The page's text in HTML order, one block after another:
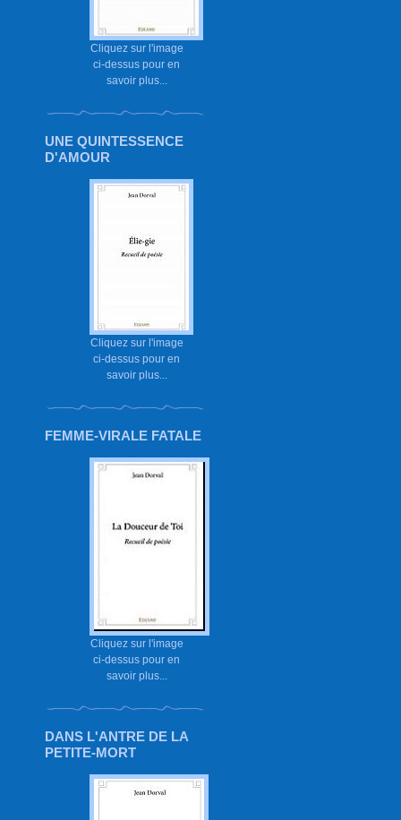
Cliquez sur l'image
ci-dessus pour en
savoir plus...
UNE QUINTESSENCE
D'AMOUR
Cliquez sur l'image
ci-dessus pour en
savoir plus...
FEMME-VIRALE FATALE
Cliquez sur l'image
ci-dessus pour en
savoir plus...
DANS L'ANTRE DE LA
PETITE-MORT